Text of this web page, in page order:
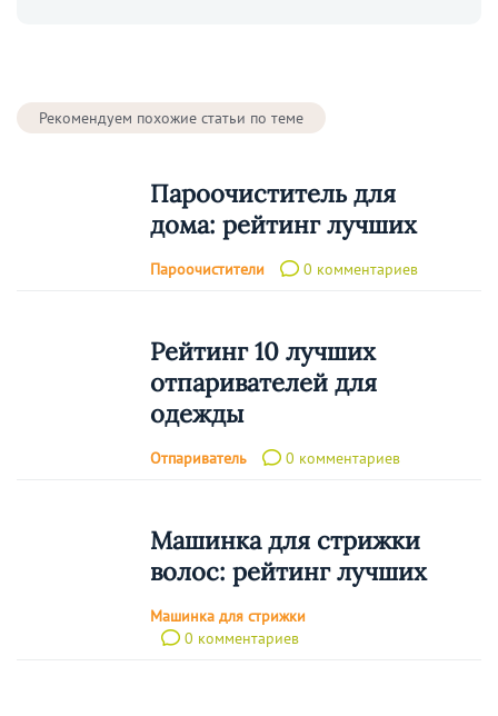
Рекомендуем похожие статьи по теме
Пароочиститель для
дома: рейтинг лучших
Пароочистители 0 комментариев
Рейтинг 10 лучших
отпаривателей для
одежды
Отпариватель 0 комментариев
Машинка для стрижки
волос: рейтинг лучших
Машинка для стрижки
0 комментариев